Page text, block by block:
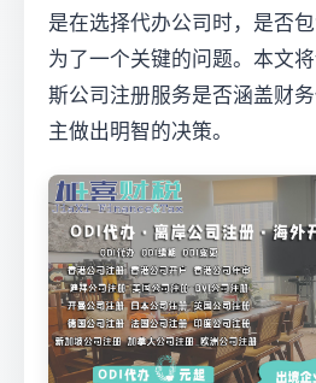
是在选择代办公司时，是否
为了一个关键的问题。本文
斯公司注册服务是否涵盖财
主做出明智的决策。